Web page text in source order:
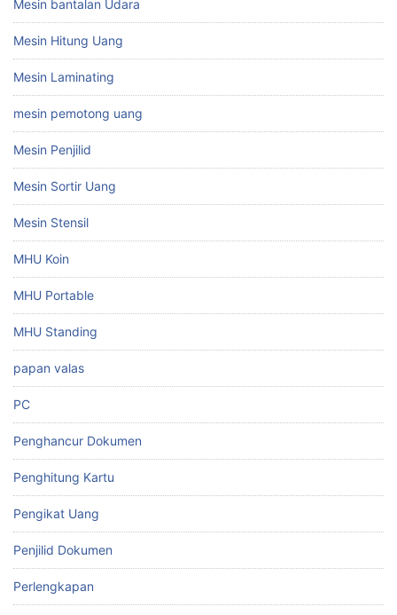
Mesin bantalan Udara
Mesin Hitung Uang
Mesin Laminating
mesin pemotong uang
Mesin Penjilid
Mesin Sortir Uang
Mesin Stensil
MHU Koin
MHU Portable
MHU Standing
papan valas
PC
Penghancur Dokumen
Penghitung Kartu
Pengikat Uang
Penjilid Dokumen
Perlengkapan